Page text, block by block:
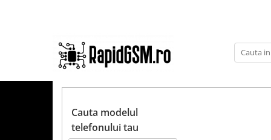
Ecrane Samsung
seria A
Cauta modelul
telefonului tau